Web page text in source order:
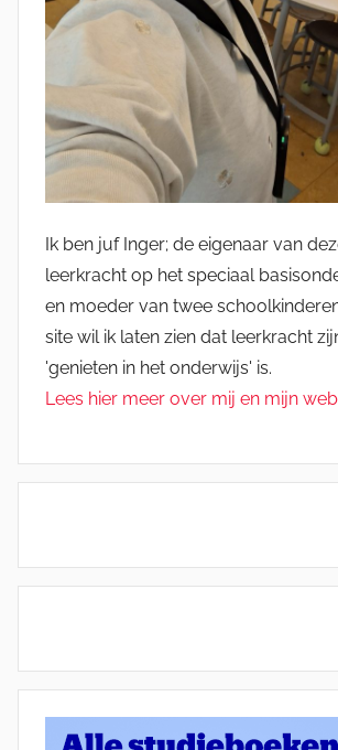
Ik ben juf Inger; de eigenaar van
leerkracht op het speciaal
en moeder van twee
site wil ik laten zien dat leerkracht
'genieten in het onderwijs' is.
Lees hier meer over mij en mijn